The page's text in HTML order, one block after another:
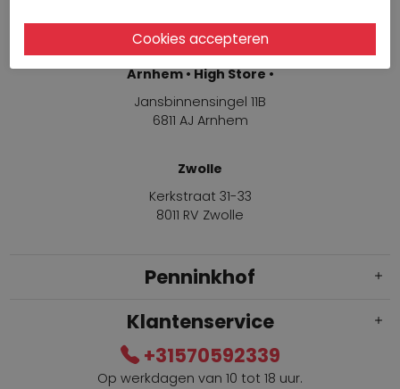
6811 AJ Arnhem
Arnhem • High Store •
Jansbinnensingel 11B
6811 AJ Arnhem
Zwolle
Kerkstraat 31-33
8011 RV Zwolle
Penninkhof
Klantenservice
+31570592339
Op werkdagen van 10 tot 18 uur.